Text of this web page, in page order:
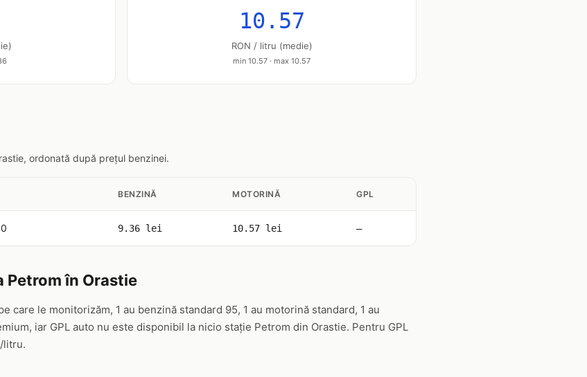
10.57
RON / litru (medie)
min 10.57 · max 10.57
ordonată după prețul benzinei.
BENZINĂ MOTORINĂ GPL
9.36 lei 10.57 lei —
Petrom în Orastie
care le monitorizăm, 1 au benzină standard 95, 1 au motorină standard, 1 au
iar GPL auto nu este disponibil la nicio stație Petrom din Orastie. Pentru GPL
litru.